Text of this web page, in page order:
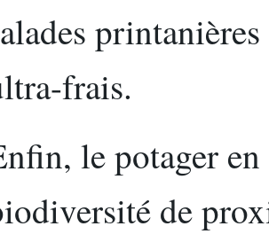
frais.
le potager
de